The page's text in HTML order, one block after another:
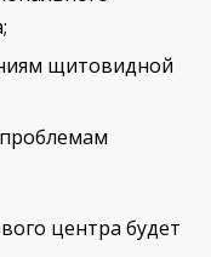
щитовидной
центра будет